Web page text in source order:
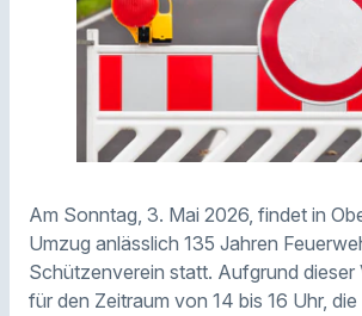
Am Sonntag, 3. Mai 2026, findet in
Umzug anlässlich 135 Jahren
Schützenverein statt. Aufgrund dieser
für den Zeitraum von 14 bis 16 Uhr,